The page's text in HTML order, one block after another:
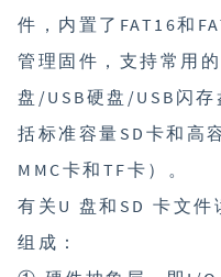
件，内置了FAT16和
管理固件，支持常用
盘/USB硬盘/USB闪
括标准容量SD卡和高
MMC卡和TF卡）。
有关U 盘和SD 卡文
组成：